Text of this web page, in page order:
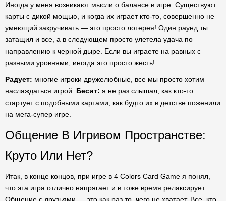
Иногда у меня возникают мысли о балансе в игре. Существуют
карты с дикой мощью, и когда их играет кто-то, совершенно не
умеющий закручивать — это просто лотерея! Один раунд ты
затащил и все, а в следующем просто улетела удача по
направлению к черной дыре. Если вы играете на равных с
разными уровнями, иногда это просто жесть!
Радует: многие игроки дружелюбные, все мы просто хотим
наслаждаться игрой. Бесит: я не раз слышал, как кто-то
стартует с подобными картами, как будто их в детстве поженили
на мега-супер игре.
Общение В Игривом Пространстве:
Круто Или Нет?
Итак, в конце концов, при игре в 4 Colors Card Game я понял,
что эта игра отлично напрягает и в тоже время релаксирует.